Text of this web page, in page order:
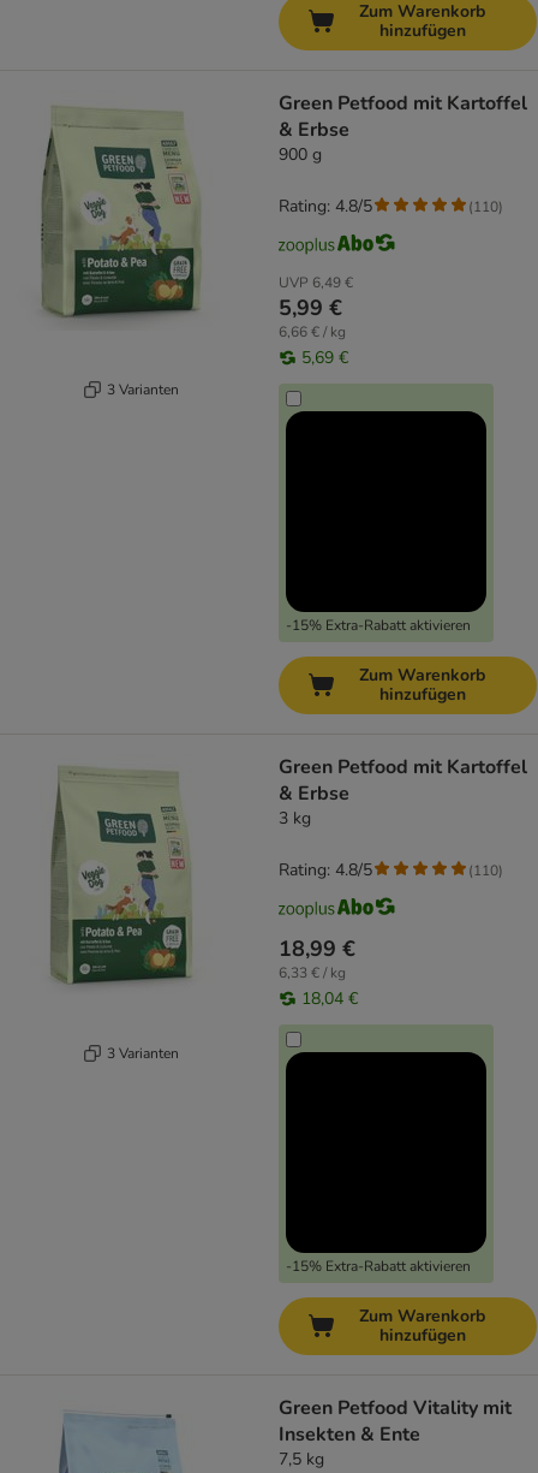
Zum Warenkorb
hinzufügen
3 Varianten
Green Petfood mit Kartoffel
& Erbse
900 g
UVP 6,49 €
5,99 €
6,66 € / kg
5,69 €
-15% Extra-Rabatt aktivieren
Rating: 4.8/5 (110)
Zum Warenkorb
hinzufügen
3 Varianten
Green Petfood mit Kartoffel
& Erbse
3 kg
18,99 €
6,33 € / kg
18,04 €
-15% Extra-Rabatt aktivieren
Rating: 4.8/5 (110)
Zum Warenkorb
hinzufügen
Green Petfood Vitality mit
Insekten & Ente
7,5 kg